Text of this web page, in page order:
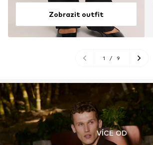
Zobrazit outfit
1 / 9
VÍCE OD